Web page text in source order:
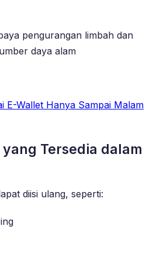
pengurangan limbah dan
daya alam
E-Wallet Hanya Sampai Malam
Tersedia dalam
diisi ulang, seperti: